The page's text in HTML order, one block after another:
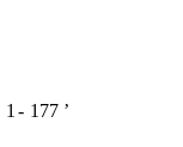
1 - 177 ʼ